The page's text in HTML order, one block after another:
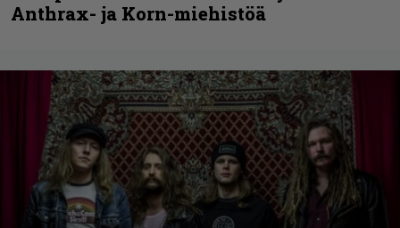
Anthrax- ja Korn-miehistöä